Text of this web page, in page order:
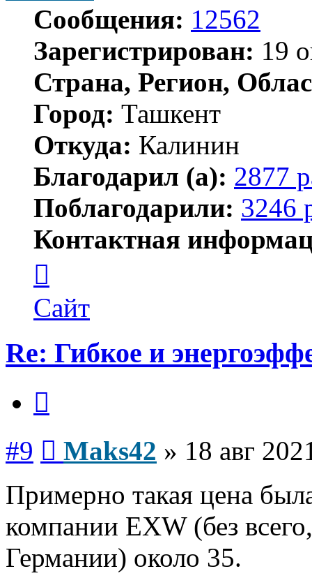
Сообщения: 12562
Зарегистрирован: 19
Страна, Регион,
Город: Ташкент
Откуда: Калинин
Благодарил (а): 2877
Поблагодарили: 3246
Контактная
пользователя
Maks42
Сайт
Re: Гибкое и
#9 Maks42 » 18 авг
Примерно такая цена
компании EXW (без
Германии) около 35.